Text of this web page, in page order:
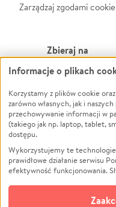
Zarządzaj zgodami cookie
Zbieraj na
Leczenie
Zwierzęta
Pożar
Ukraina
Pomoc Finansowa
Projekty
Pogrzeb
Społeczność lokalna
Informacje o plikach
Korzystamy z plików cookie
zarówno własnych, jak i
przechowywanie informacji w
(takiego jak np. laptop, tablet,
dostępu.
Wykorzystujemy te
prawidłowe działanie serwisu
efektywność funkcjonowania.